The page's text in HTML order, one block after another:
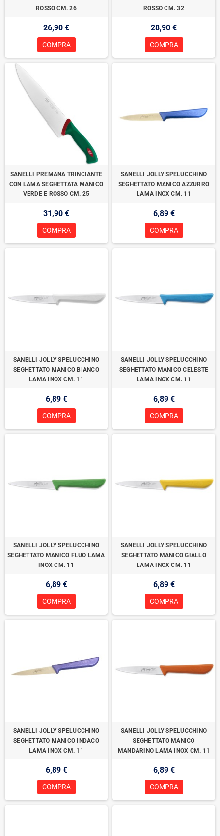
ROSSO CM. 26
26,90 €
COMPRA
ROSSO CM. 32
28,90 €
COMPRA
SANELLI PREMANA TRINCIANTE
CON LAMA SEGHETTATA MANICO
VERDE E ROSSO CM. 25
31,90 €
COMPRA
SANELLI JOLLY SPELUCCHINO
SEGHETTATO MANICO AZZURRO
LAMA INOX CM. 11
6,89 €
COMPRA
SANELLI JOLLY SPELUCCHINO
SEGHETTATO MANICO BIANCO
LAMA INOX CM. 11
6,89 €
COMPRA
SANELLI JOLLY SPELUCCHINO
SEGHETTATO MANICO CELESTE
LAMA INOX CM. 11
6,89 €
COMPRA
SANELLI JOLLY SPELUCCHINO
SEGHETTATO MANICO FLUO LAMA
INOX CM. 11
6,89 €
COMPRA
SANELLI JOLLY SPELUCCHINO
SEGHETTATO MANICO GIALLO
LAMA INOX CM. 11
6,89 €
COMPRA
SANELLI JOLLY SPELUCCHINO
SEGHETTATO MANICO INDACO
LAMA INOX CM. 11
6,89 €
COMPRA
SANELLI JOLLY SPELUCCHINO
SEGHETTATO MANICO
MANDARINO LAMA INOX CM. 11
6,89 €
COMPRA